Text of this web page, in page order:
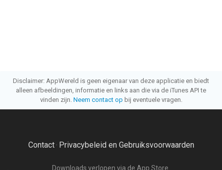
Disclaimer: AppWereld is geen eigenaar van deze applicatie en biedt
alleen afbeeldingen, informatie en links aan die via de iTunes API te
vinden zijn. Neem contact op bij eventuele vragen.
Contact· Privacybeleid en Gebruiksvoorwaarden
Downloads verlopen via de App Store.